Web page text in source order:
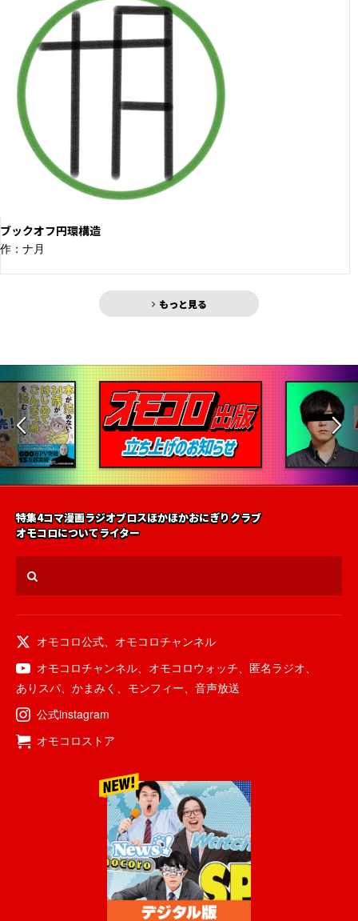
ブックオフ円環構造
作：ナ月
もっと見る
特集4コマ漫画ラジオブロスほかほかおにぎりクラブ
オモコロについてライター
オモコロ公式、 オモコロチャンネル
オモコロチャンネル、 オモコロウォッチ、 匿名ラジオ、
ありスパ、 かまみく 、 モンフィー、 音声放送
公式instagram
オモコロストア